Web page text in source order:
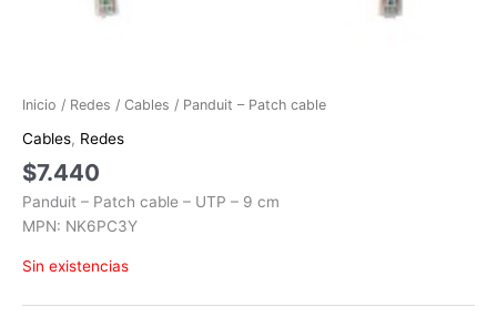
Inicio / Redes / Cables / Panduit – Patch cable
Cables, Redes
$7.440
Panduit – Patch cable – UTP – 9 cm
MPN: NK6PC3Y
Sin existencias